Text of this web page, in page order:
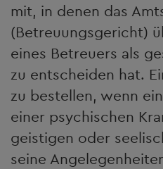
mit, in denen das
(Betreuungsgericht)
eines Betreuers als
zu entscheiden hat.
zu bestellen, wenn
einer psychischen
geistigen oder
seine